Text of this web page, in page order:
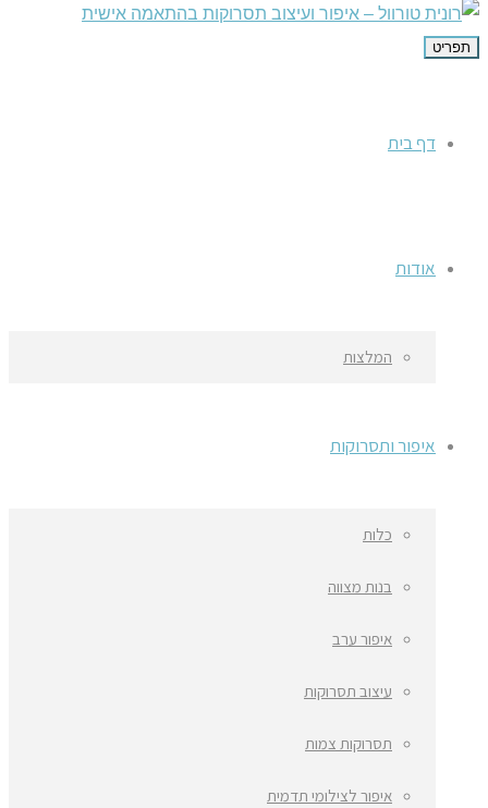
תפריט
דף בית
אודות
המלצות
איפור ותסרוקות
כלות
בנות מצווה
איפור ערב
עיצוב תסרוקות
תסרוקות צמות
איפור לצילומי תדמית